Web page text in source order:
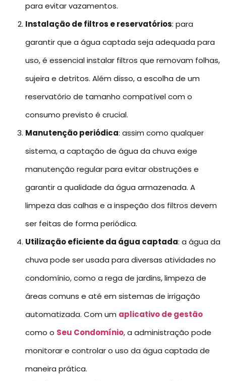
para evitar vazamentos.
Instalação de filtros e reservatórios: para
garantir que a água captada seja adequada para
uso, é essencial instalar filtros que removam folhas,
sujeira e detritos. Além disso, a escolha de um
reservatório de tamanho compatível com o
consumo previsto é crucial.
Manutenção periódica: assim como qualquer
sistema, a captação de água da chuva exige
manutenção regular para evitar obstruções e
garantir a qualidade da água armazenada. A
limpeza das calhas e a inspeção dos filtros devem
ser feitas de forma periódica.
Utilização eficiente da água captada: a água da
chuva pode ser usada para diversas atividades no
condomínio, como a rega de jardins, limpeza de
áreas comuns e até em sistemas de irrigação
automatizada. Com um aplicativo de gestão
como o Seu Condomínio, a administração pode
monitorar e controlar o uso da água captada de
maneira prática.